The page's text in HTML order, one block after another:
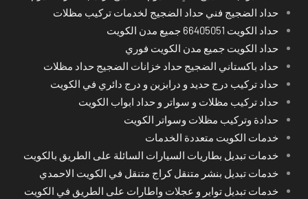
حداد الضجيج فني حداد الضجيج لخدمات تركيب مظلات
حداد الكويت 66405051 جميع مدن الكويت
حداد الكويت جميع مدن الكويت فوري
حداد باكستاني الضجيج حداد خزانات الضجيج حداد مظلات
حداد تركيب درج حديد و درابزين و درج دائري في الكويت
حداد تركيب مظلات و سواتر و حداد ابواب الكويت
حدادة وتركيب مظلات وسواتر الكويت
خدمات الكويت متعددة الخدمات
خدمات تبديل بطاريات السيارات السائلة على الطريق بالكويت
خدمات تبديل بنشر متنقل كراج متنقل في الكويت الاحمدي
خدمات تبديل تواير و عجلات واطارات على الطريق في الكويت